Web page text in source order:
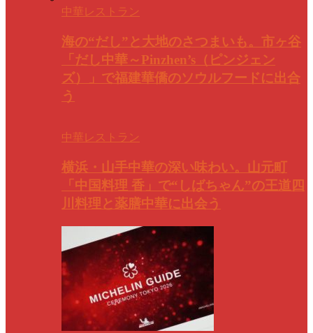
中華レストラン
海の“だし”と大地のさつまいも。市ヶ谷
「だし中華～Pinzhen’s（ピンジェン
ズ）」で福建華僑のソウルフードに出合
う
中華レストラン
横浜・山手中華の深い味わい。山元町
「中国料理 香」で“しばちゃん”の王道四
川料理と薬膳中華に出会う